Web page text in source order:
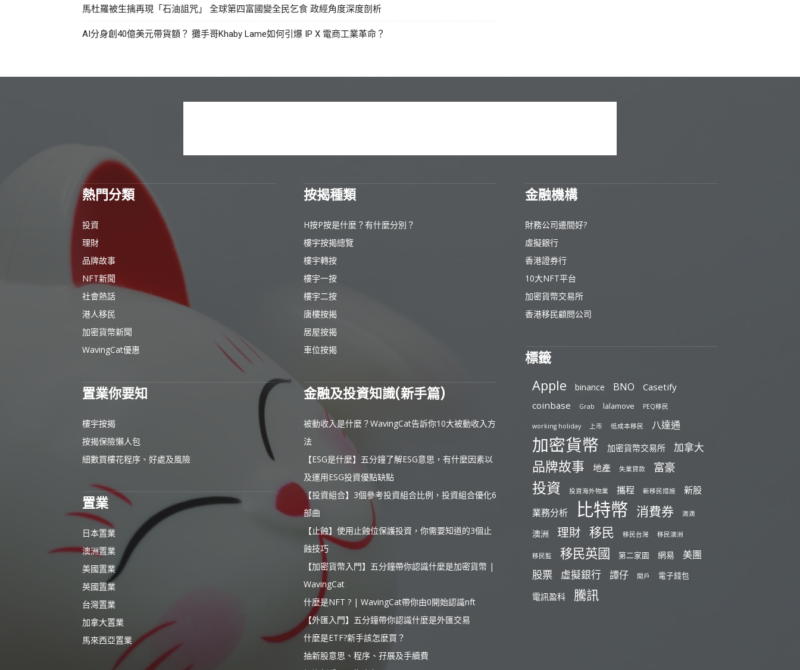
馬杜羅被生擒再現「石油詛咒」 全球第四富國變全民乞食 政經角度深度剖析
AI分身創40億美元帶貨額？ 攤手哥Khaby Lame如何引爆 IP X 電商工業革命？
熱門分類
投資
理財
品牌故事
NFT新聞
社會熱話
港人移民
加密貨幣新聞
WavingCat優惠
置業你要知
樓宇按揭
按揭保險懶人包
細數買樓花程序、好處及風險
置業
日本置業
澳洲置業
美國置業
英國置業
台灣置業
加拿大置業
馬來西亞置業
按揭種類
H按P按是什麼？有什麼分別？
樓宇按揭總覽
樓宇轉按
樓宇一按
樓宇二按
唐樓按揭
居屋按揭
車位按揭
金融及投資知識(新手篇)
被動收入是什麼？WavingCat告訴你10大被動收入方
法
【ESG是什麼】五分鐘了解ESG意思，有什麼因素以
及運用ESG投資優點缺點
【投資組合】3個參考投資組合比例，投資組合優化6
部曲
【止蝕】使用止蝕位保護投資，你需要知道的3個止
蝕技巧
【加密貨幣入門】五分鐘帶你認識什麼是加密貨幣 |
WavingCat
什麼是NFT ? | WavingCat帶你由0開始認識nft
【外匯入門】五分鐘帶你認識什麼是外匯交易
什麼是ETF?新手該怎麼買？
抽新股意思、程序、孖展及手續費
金融機構
財務公司邊間好?
虛擬銀行
香港證券行
10大NFT平台
加密貨幣交易所
香港移民顧問公司
標籤
Apple binance BNO
Casetify
coinbase
Grab lalamove PEQ移民
working holiday 上市 低成本移民 八達通
加密貨幣 加密貨幣交易所 加拿大
品牌故事 地產 失業貸款 富豪
投資 投資海外物業 攜程 新移民措施
新股
業務分析
比特幣 消費券 滴滴
澳洲 理財 移民 移民台灣 移民澳洲
移民監 移民英國 第二家園 網易 美團
股票 虛擬銀行 譚仔 開戶 電子錢包
電訊盈科 騰訊